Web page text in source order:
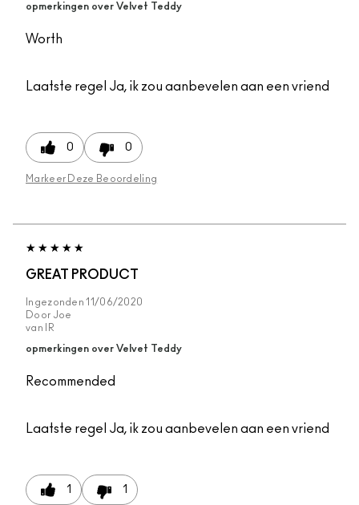
opmerkingen over Velvet Teddy
Worth
Laatste regel Ja, ik zou aanbevelen aan een vriend
0 0
Markeer Deze Beoordeling
GREAT PRODUCT
Ingezonden11/06/2020
Door Joe
van
IR
opmerkingen over Velvet Teddy
Recommended
Laatste regel Ja, ik zou aanbevelen aan een vriend
1 1